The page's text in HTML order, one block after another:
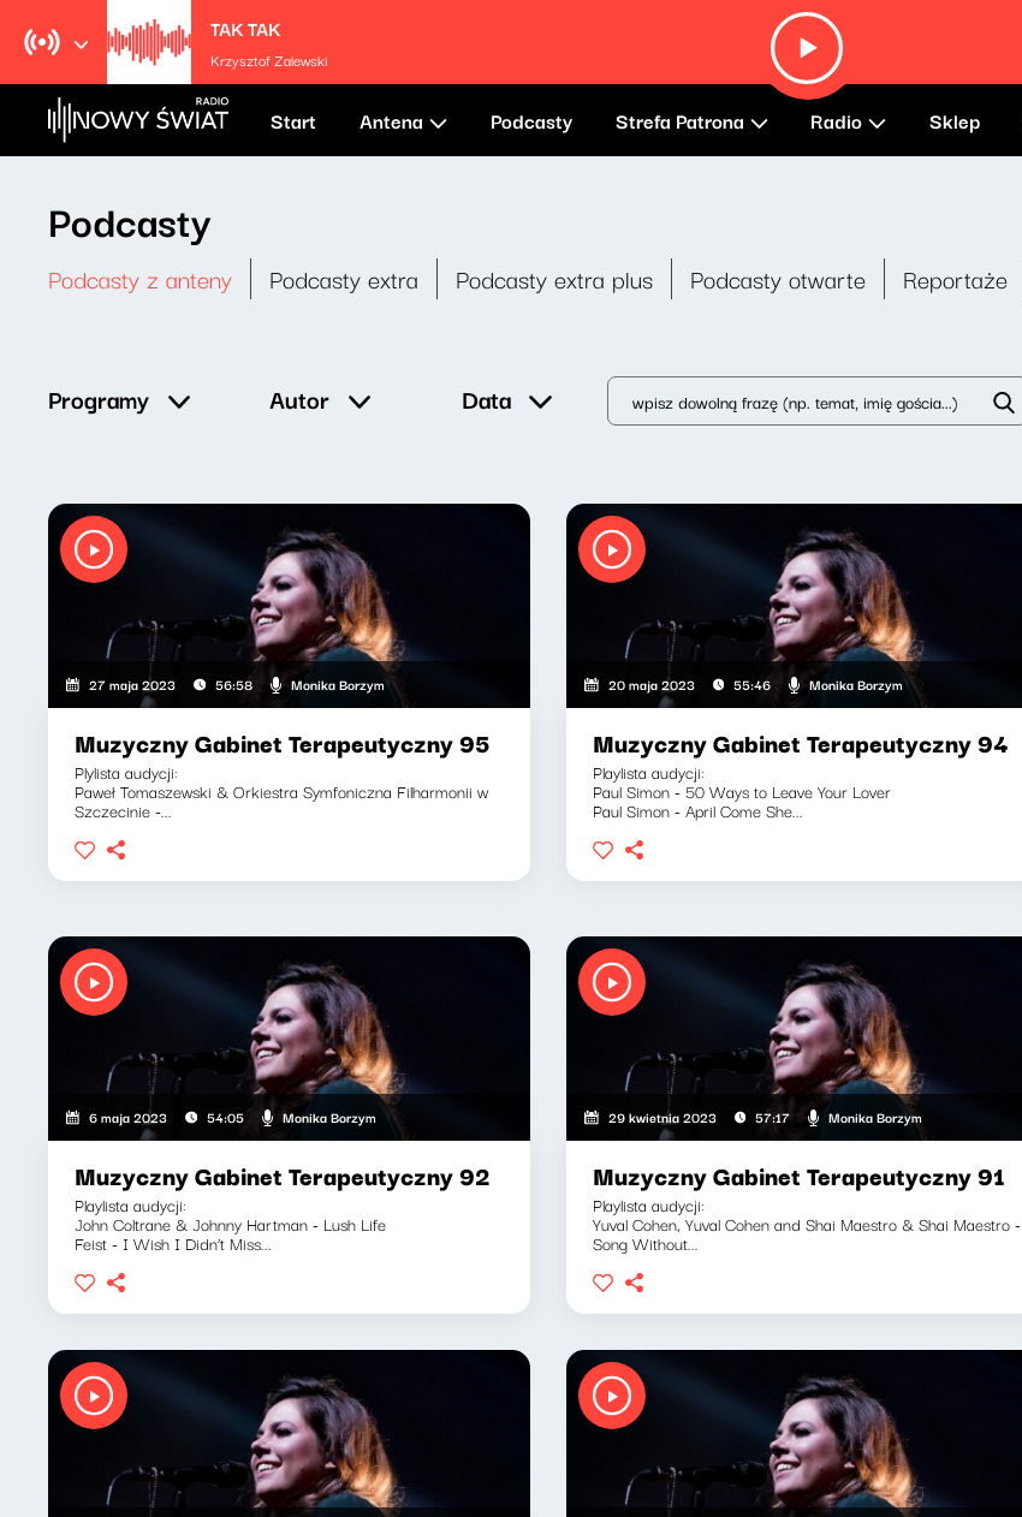
TAK TAK
Krzysztof Zalewski
Start Antena Podcasty Strefa Patrona Radio Sklep
Podcasty
Podcasty z anteny Podcasty extra Podcasty extra plus Podcasty otwarte Reportaże
Programy Autor Data
27 maja 2023 56:58 Monika Borzym
Muzyczny Gabinet Terapeutyczny 95
Plylista audycji:
Paweł Tomaszewski & Orkiestra Symfoniczna Filharmonii w
Szczecinie -...
20 maja 2023 55:46 Monika Borzym
Muzyczny Gabinet Terapeutyczny 94
Playlista audycji:
Paul Simon - 50 Ways to Leave Your Lover
Paul Simon - April Come She...
6 maja 2023 54:05 Monika Borzym
Muzyczny Gabinet Terapeutyczny 92
Playlista audycji:
John Coltrane & Johnny Hartman - Lush Life
Feist - I Wish I Didn’t Miss...
29 kwietnia 2023 57:17 Monika Borzym
Muzyczny Gabinet Terapeutyczny 91
Playlista audycji:
Yuval Cohen, Yuval Cohen and Shai Maestro & Shai Maestro -
Song Without...